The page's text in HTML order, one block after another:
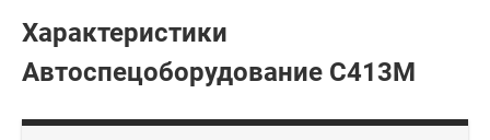
Характеристики
Автоспецоборудование С413М